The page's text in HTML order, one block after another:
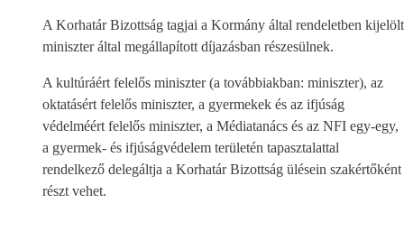
A Korhatár Bizottság tagjai a Kormány által rendeletben kijelölt
miniszter által megállapított díjazásban részesülnek.
A kultúráért felelős miniszter (a továbbiakban: miniszter), az
oktatásért felelős miniszter, a gyermekek és az ifjúság
védelméért felelős miniszter, a Médiatanács és az NFI egy-egy,
a gyermek- és ifjúságvédelem területén tapasztalattal
rendelkező delegáltja a Korhatár Bizottság ülésein szakértőként
részt vehet.